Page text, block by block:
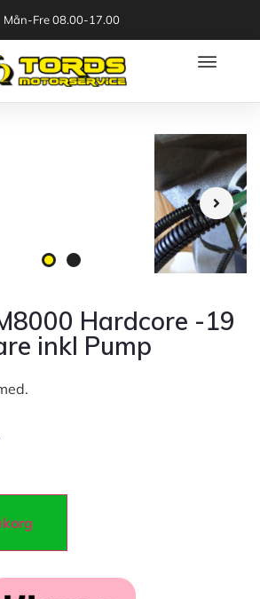
Mån-Fre 08.00-17.00
Hardcore -19
inkl Pump